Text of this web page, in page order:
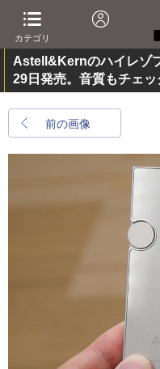
カテゴリ
Astell&Kernのハイレゾ
29日発売。音質もチェッ
前の画像